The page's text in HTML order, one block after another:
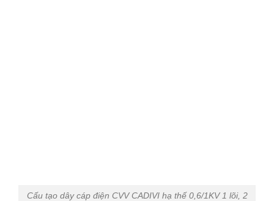
Cấu tạo dây cáp điện CVV CADIVI hạ thế 0,6/1KV 1 lõi, 2